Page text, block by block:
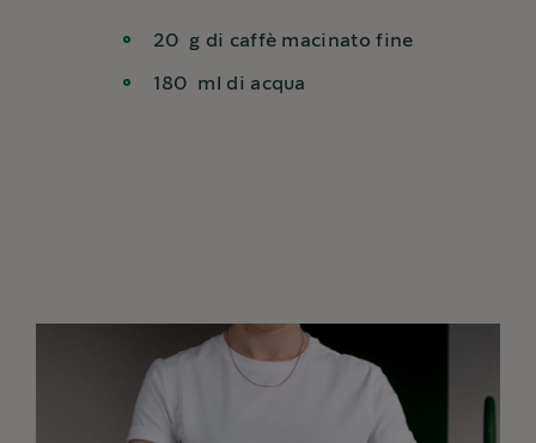
20 g di caffè macinato fine
180 ml di acqua